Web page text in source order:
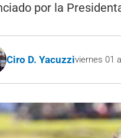
por la
Ciro D. Yacuzziviernes 01